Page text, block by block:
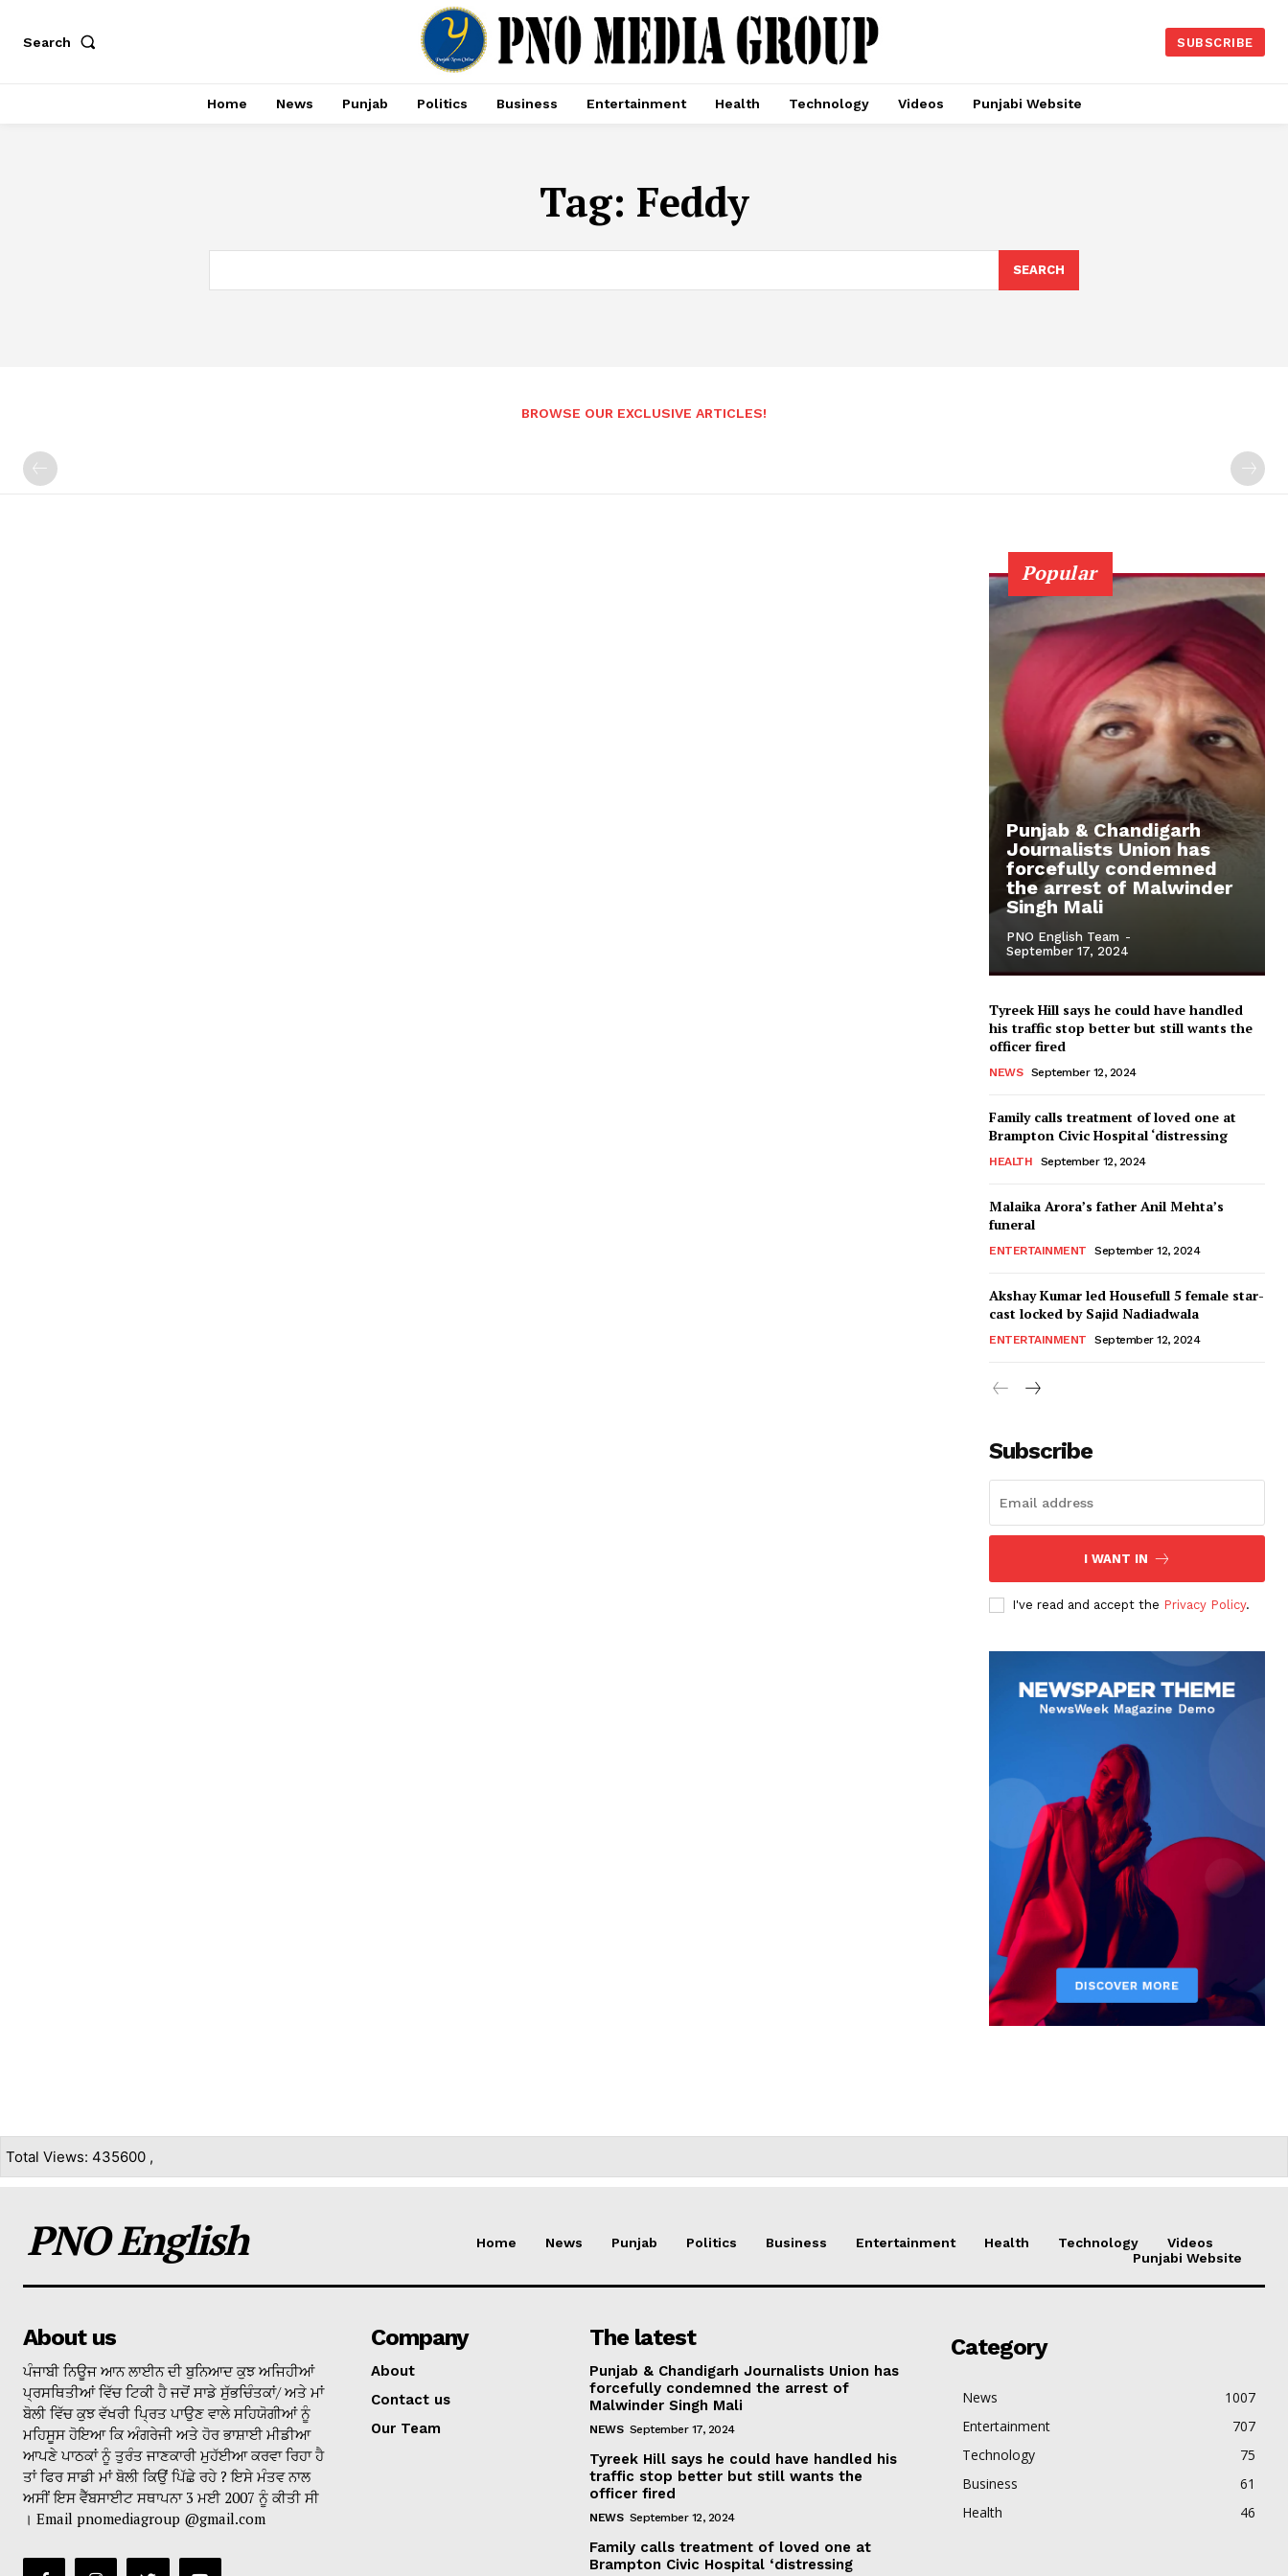
Search SUBSCRIBE
Home News Punjab Politics Business Entertainment Health Technology Videos Punjabi Website
Tag: Feddy
SEARCH
BROWSE OUR EXCLUSIVE ARTICLES!
Popular
Punjab & Chandigarh
Journalists Union has
forcefully condemned
the arrest of Malwinder
Singh Mali
PNO English Team -
September 17, 2024
Tyreek Hill says he could have handled
his traffic stop better but still wants the
officer fired
NEWS September 12, 2024
Family calls treatment of loved one at
Brampton Civic Hospital ‘distressing
HEALTH September 12, 2024
Malaika Arora’s father Anil Mehta’s
funeral
ENTERTAINMENT September 12, 2024
Akshay Kumar led Housefull 5 female star-
cast locked by Sajid Nadiadwala
ENTERTAINMENT September 12, 2024
Subscribe
I WANT IN
I've read and accept the Privacy Policy.
Total Views: 435600 ,
PNO English Home News Punjab Politics Business Entertainment Health Technology
Videos
Punjabi Website
About us
ਪੰਜਾਬੀ ਨਿਊਜ ਆਨ ਲਾਈਨ ਦੀ ਬੁਨਿਆਦ ਕੁਝ ਅਜਿਹੀਆਂ
ਪ੍ਰਸਥਿਤੀਆਂ ਵਿੱਚ ਟਿਕੀ ਹੈ ਜਦੋਂ ਸਾਡੇ ਸੁੱਭਚਿੰਤਕਾਂ/ ਅਤੇ ਮਾਂ
ਬੋਲੀ ਵਿੱਚ ਕੁਝ ਵੱਖਰੀ ਪ੍ਰਿਤ ਪਾਉਣ ਵਾਲੇ ਸਹਿਯੋਗੀਆਂ ਨੂੰ
ਮਹਿਸੂਸ ਹੋਇਆ ਕਿ ਅੰਗਰੇਜੀ ਅਤੇ ਹੋਰ ਭਾਸ਼ਾਈ ਮੀਡੀਆ
ਆਪਣੇ ਪਾਠਕਾਂ ਨੂੰ ਤੁਰੰਤ ਜਾਣਕਾਰੀ ਮੁਹੱਈਆ ਕਰਵਾ ਰਿਹਾ ਹੈ
ਤਾਂ ਫਿਰ ਸਾਡੀ ਮਾਂ ਬੋਲੀ ਕਿਉਂ ਪਿੱਛੇ ਰਹੇ ? ਇਸੇ ਮੰਤਵ ਨਾਲ
ਅਸੀਂ ਇਸ ਵੈੱਬਸਾਈਟ ਸਥਾਪਨਾ 3 ਮਈ 2007 ਨੂੰ ਕੀਤੀ ਸੀ
। Email pnomediagroup @gmail.com
Company
About
Contact us
Our Team
The latest
Punjab & Chandigarh Journalists Union has
forcefully condemned the arrest of
Malwinder Singh Mali
NEWS September 17, 2024
Tyreek Hill says he could have handled his
traffic stop better but still wants the
officer fired
NEWS September 12, 2024
Family calls treatment of loved one at
Brampton Civic Hospital ‘distressing
Category
News
1007
Entertainment
707
Technology
75
Business
61
Health
46